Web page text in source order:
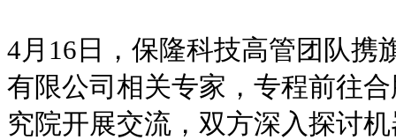
4月16日，保隆科技高管团队携
有限公司相关专家，专程前往
究院开展交流，双方深入探讨